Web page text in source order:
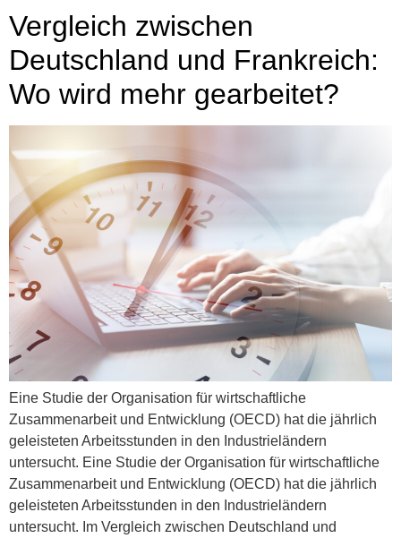
Vergleich zwischen
Deutschland und Frankreich:
Wo wird mehr gearbeitet?
Eine Studie der Organisation für wirtschaftliche
Zusammenarbeit und Entwicklung (OECD) hat die jährlich
geleisteten Arbeitsstunden in den Industrieländern
untersucht. Eine Studie der Organisation für wirtschaftliche
Zusammenarbeit und Entwicklung (OECD) hat die jährlich
geleisteten Arbeitsstunden in den Industrieländern
untersucht. Im Vergleich zwischen Deutschland und